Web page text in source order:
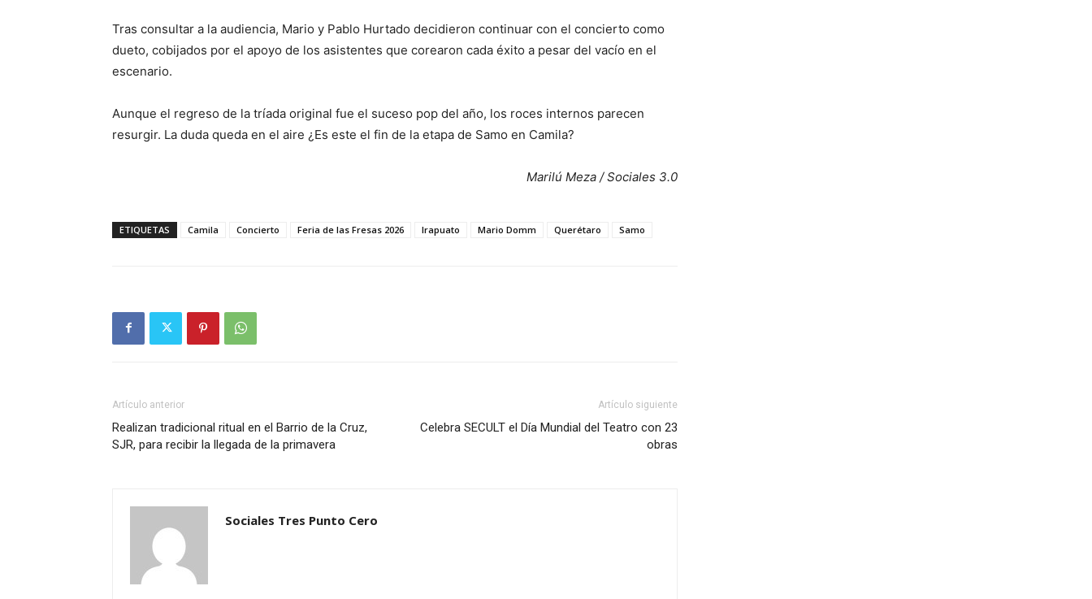
Tras consultar a la audiencia, Mario y Pablo Hurtado decidieron continuar con el concierto como
dueto, cobijados por el apoyo de los asistentes que corearon cada éxito a pesar del vacío en el
escenario.
Aunque el regreso de la tríada original fue el suceso pop del año, los roces internos parecen
resurgir. La duda queda en el aire ¿Es este el fin de la etapa de Samo en Camila?
Marilú Meza / Sociales 3.0
ETIQUETAS Camila Concierto Feria de las Fresas 2026 Irapuato Mario Domm Querétaro Samo
Artículo anterior
Realizan tradicional ritual en el Barrio de la Cruz,
SJR, para recibir la llegada de la primavera
Artículo siguiente
Celebra SECULT el Día Mundial del Teatro con 23
obras
Sociales Tres Punto Cero